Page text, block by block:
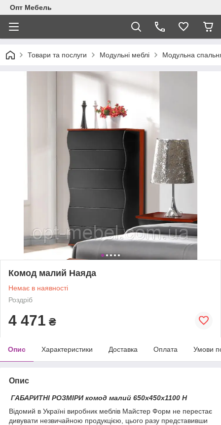
Опт Мебель
Товари та послуги Модульні меблі Модульна
Комод малий Наяда
Немає в наявності
Роздріб
4 471 ₴
Опис Характеристики Доставка Оплата Умови
Опис
ГАБАРИТНІ РОЗМІРИ комод малий 650х450х1100 Н
Відомий в Україні виробник меблів Майстер Форм не перестає
дивувати незвичайною продукцією, цього разу представивши